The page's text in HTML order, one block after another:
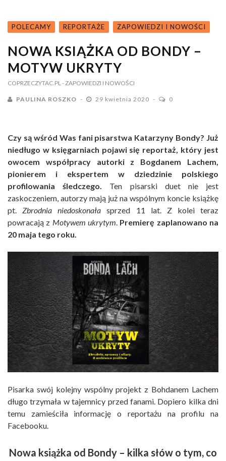
POLECAMY REPORTAŻE ZAPOWIEDZI I NOWOŚCI
NOWA KSIĄŻKA OD BONDY –
MOTYW UKRYTY
COPRZECZYTAC.PL - ZAPOWIEDZI I NOWOŚCI
PAULINA ROSZKO 29 kwietnia 2020 0
Czy są wśród Was fani pisarstwa Katarzyny Bondy? Już
niedługo w księgarniach pojawi się reportaż, który jest
owocem współpracy autorki z Bogdanem Lachem,
pionierem i ekspertem w dziedzinie polskiego
profilowania śledczego. Ten pisarski duet nie jest
zaskoczeniem, autorzy mają już na wspólnym koncie książkę
pt.Zbrodnia niedoskonała sprzed 11 lat. Z kolei teraz
powracają z Motywem ukrytym. Premierę zaplanowano na
20 maja tego roku.
Pisarka swój kolejny wspólny projekt z Bohdanem Lachem
długo trzymała w tajemnicy przed fanami. Dopiero kilka dni
temu zamieściła informację o reportażu na profilu na
Facebooku.
Nowa książka od Bondy – kilka słów o tym, co